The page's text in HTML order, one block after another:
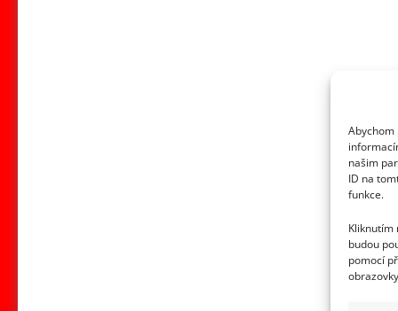
Abychom
našim
ID na
funkce.
Kliknutím
budou
pomocí